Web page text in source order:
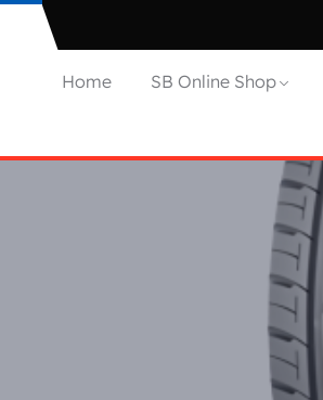
Home SB Online Shop